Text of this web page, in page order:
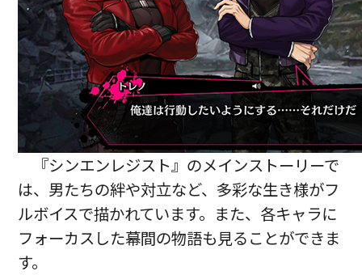
『シンエンレジスト』のメインストーリーで
は、男たちの絆や対立など、多彩な生き様がフ
ルボイスで描かれています。また、各キャラに
フォーカスした幕間の物語も見ることができま
す。